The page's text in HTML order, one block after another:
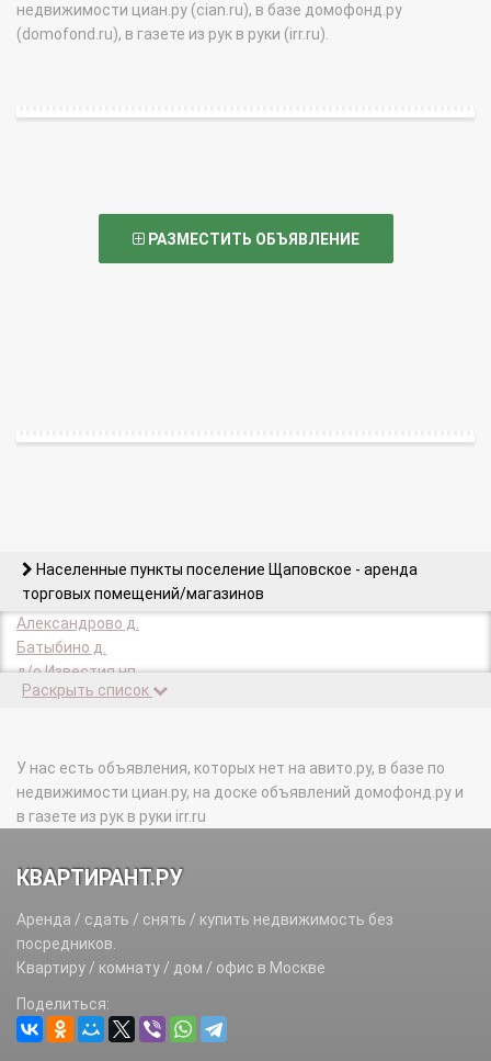
недвижимости циан.ру (cian.ru), в базе домофонд.ру
(domofond.ru), в газете из рук в руки (irr.ru).
РАЗМЕСТИТЬ ОБЪЯВЛЕНИЕ
Населенные пункты поселение Щаповское - аренда
торговых помещений/магазинов
Александрово д.
Батыбино д.
д/о Известия нп.
д/о Пахра п.
Иваньково д.
Костишово д.
Кузенево д.
Овечкино д.
Ознобишино с.
Песье д.
Русино д.
Сатино-Русское д.
Спортбазы п.
Троицкое д.
Раскрыть список
У нас есть объявления, которых нет на авито.ру, в базе по
недвижимости циан.ру, на доске объявлений домофонд.ру и
в газете из рук в руки irr.ru
КВАРТИРАНТ.РУ
Аренда / сдать / снять / купить недвижимость без
посредников.
Квартиру / комнату / дом / офис в Москве
Поделиться: